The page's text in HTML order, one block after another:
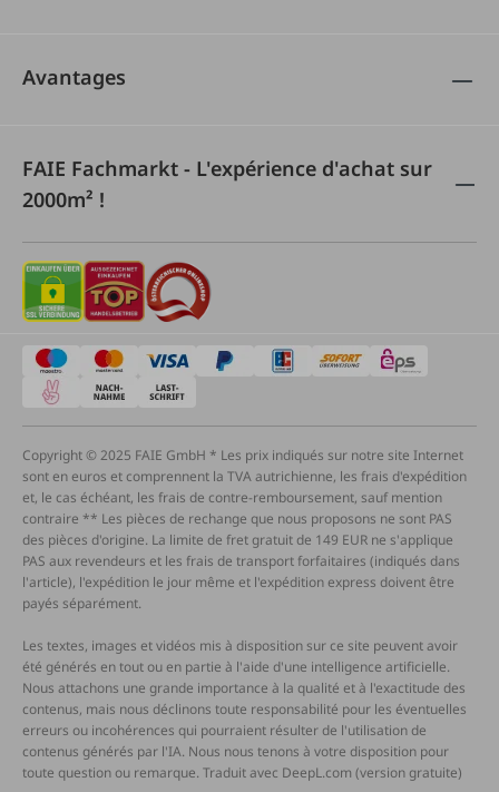
Avantages
FAIE Fachmarkt - L'expérience d'achat sur
2000m² !
Copyright © 2025 FAIE GmbH * Les prix indiqués sur notre site Internet
sont en euros et comprennent la TVA autrichienne, les frais d'expédition
et, le cas échéant, les frais de contre-remboursement, sauf mention
contraire ** Les pièces de rechange que nous proposons ne sont PAS
des pièces d'origine. La limite de fret gratuit de 149 EUR ne s'applique
PAS aux revendeurs et les frais de transport forfaitaires (indiqués dans
l'article), l'expédition le jour même et l'expédition express doivent être
payés séparément.
Les textes, images et vidéos mis à disposition sur ce site peuvent avoir
été générés en tout ou en partie à l'aide d'une intelligence artificielle.
Nous attachons une grande importance à la qualité et à l'exactitude des
contenus, mais nous déclinons toute responsabilité pour les éventuelles
erreurs ou incohérences qui pourraient résulter de l'utilisation de
contenus générés par l'IA. Nous nous tenons à votre disposition pour
toute question ou remarque. Traduit avec DeepL.com (version gratuite)